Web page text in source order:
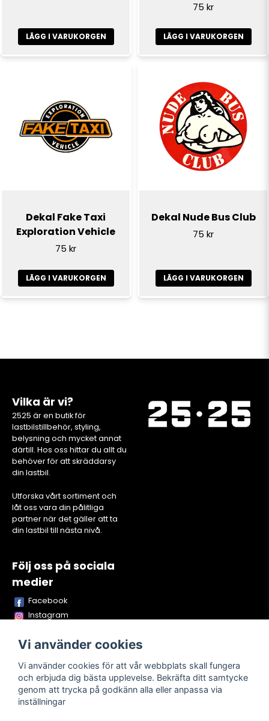
LÄGG I VARUKORGEN
75 kr
LÄGG I VARUKORGEN
Dekal Fake Taxi
Exploration Vehicle
75 kr
LÄGG I VARUKORGEN
Dekal Nude Bus Club
75 kr
LÄGG I VARUKORGEN
Vilka är vi?
2525 är en butik för
lastbilstillbehör, styling,
belysning och mycket annat
därtill. Hos oss hittar du allt du
behöver för att skräddarsy
din lastbil.
Utforska vårt sortiment och
låt oss vara din pålitliga
partner när det gäller att ta
din lastbil till nästa nivå.
Följ oss på sociala
medier
Facebook
Instagram
TikTok
Vi använder cookies
Vi använder cookies för att vår webbplats skall fungera
och erbjuda dig bästa upplevelse. Bekräfta ditt samtycke
genom att trycka på godkänn alla eller anpassa via
inställningar